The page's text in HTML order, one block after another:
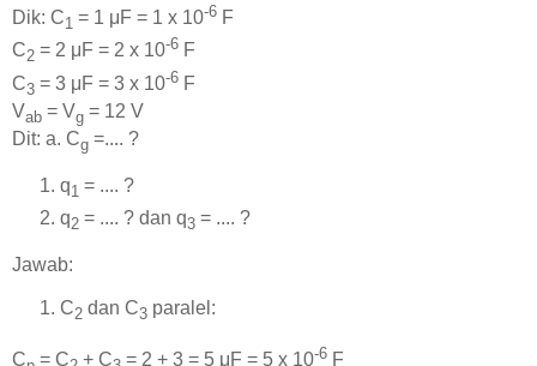
Dik: C1 = 1 μF = 1 x 10-6 F
C2 = 2 μF = 2 x 10-6 F
C3 = 3 μF = 3 x 10-6 F
Vab = Vg = 12 V
Dit: a. Cg =.... ?
q1 = .... ?
q2 = .... ? dan q3 = .... ?
Jawab:
C2 dan C3 paralel:
C = C + C = 2 + 3 = 5 μF = 5 x 10-6 F